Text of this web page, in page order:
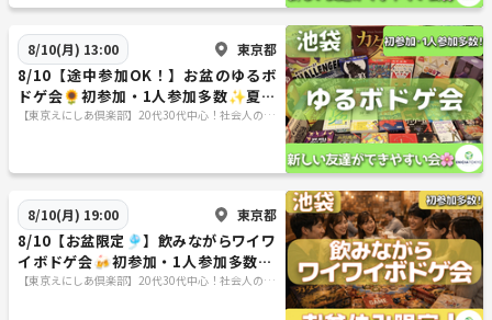
8/10(月) 13:00 東京都
8/10【途中参加OK！】お盆のゆるボ
ドゲ会🌻初参加・1人参加多数✨夏の
交流イベント♫
【東京えにしあ倶楽部】20代30代中心！社会人のた
8/10(月) 19:00 東京都
8/10【お盆限定🎐】飲みながらワイワ
イボドゲ会🍻初参加・1人参加多数✨
夏の交流イベント♫
【東京えにしあ倶楽部】20代30代中心！社会人のた